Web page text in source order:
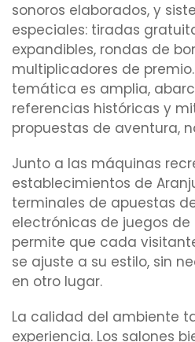
sonoros elaborados, y
especiales: tiradas
expandibles, rondas de
multiplicadores de
temática es amplia,
referencias históricas y
propuestas de aventura,
Junto a las máquinas
establecimientos de
terminales de apuestas
electrónicas de juegos de
permite que cada
se ajuste a su estilo, sin
en otro lugar.
La calidad del ambiente
experiencia. Los salones